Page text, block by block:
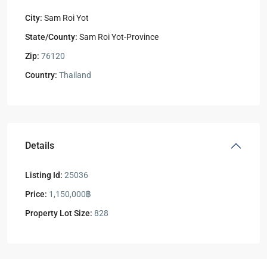
City: Sam Roi Yot
State/County: Sam Roi Yot-Province
Zip: 76120
Country: Thailand
Details
Listing Id: 25036
Price: 1,150,000฿
Property Lot Size: 828